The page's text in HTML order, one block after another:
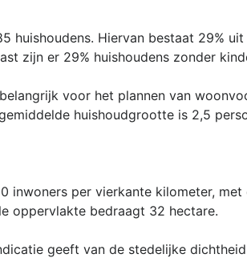
huishoudens. Hiervan bestaat 29%
zijn er 29% huishoudens zonder
voor het plannen van
huishoudgrootte is 2,5
inwoners per vierkante kilometer,
oppervlakte bedraagt 32 hectare.
geeft van de stedelijke